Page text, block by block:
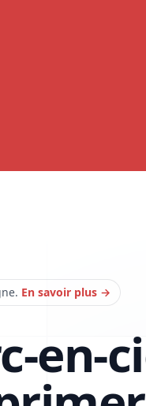
En savoir plus →
en-